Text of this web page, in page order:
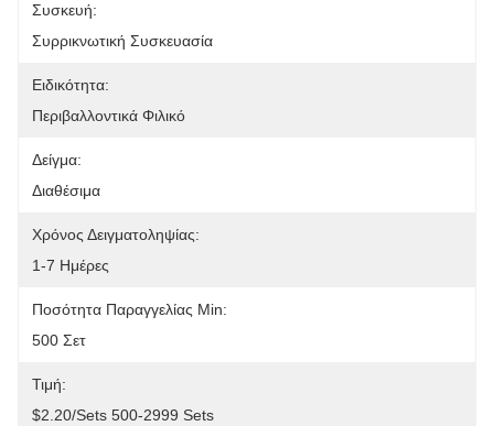
Συσκευή:
Συρρικνωτική Συσκευασία
Ειδικότητα:
Περιβαλλοντικά Φιλικό
Δείγμα:
Διαθέσιμα
Χρόνος Δειγματοληψίας:
1-7 Ημέρες
Ποσότητα Παραγγελίας Min:
500 Σετ
Τιμή:
$2.20/sets 500-2999 Sets